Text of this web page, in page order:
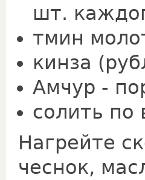
шт.
тмин
кинза
Амчур -
солить по
Нагрейте
чеснок,